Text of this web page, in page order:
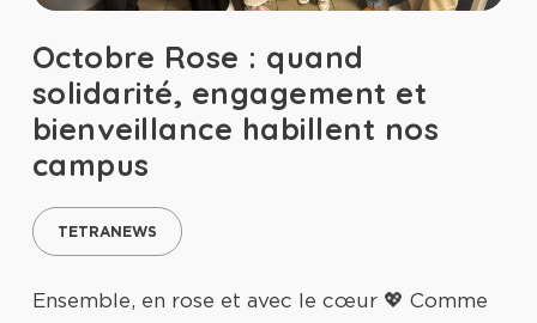
Octobre Rose : quand
solidarité, engagement et
bienveillance habillent nos
campus
TETRANEWS
Ensemble, en rose et avec le cœur 💖 Comme